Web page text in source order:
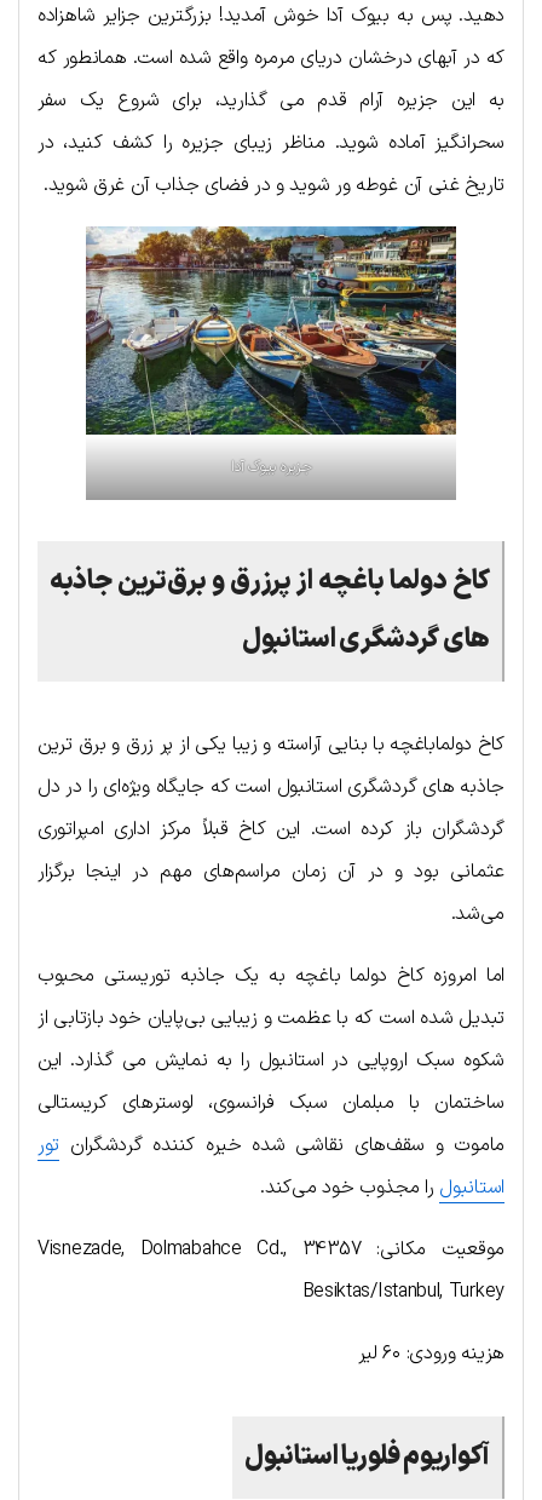
دهید. پس به بیوک آدا خوش آمدید! بزرگترین جزایر شاهزاده
که در آبهای درخشان دریای مرمره واقع شده است. همانطور که
به این جزیره آرام قدم می گذارید، برای شروع یک سفر
سحرانگیز آماده شوید. مناظر زیبای جزیره را کشف کنید، در
تاریخ غنی آن غوطه ور شوید و در فضای جذاب آن غرق شوید.
جزیره بیوک آدا
کاخ دولما باغچهاز پرزرق و برق‌ترین جاذبه
های گردشگری استانبول
کاخ دولماباغچه با بنایی آراسته و زیبا یکی از پر زرق و برق ترین
جاذبه های گردشگری استانبول است که جایگاه ویژه‌ای را در دل
گردشگران باز کرده است. این کاخ قبلاً مرکز اداری امپراتوری
عثمانی بود و در آن زمان مراسم‌های مهم در اینجا برگزار
می‌شد.
اما امروزه کاخ دولما باغچه به یک جاذبه توریستی محبوب
تبدیل شده است که با عظمت و زیبایی بی‌پایان خود بازتابی از
شکوه سبک اروپایی در استانبول را به نمایش می گذارد. این
ساختمان با مبلمان سبک فرانسوی، لوسترهای کریستالی
ماموت و سقف‌های نقاشی شده خیره کننده گردشگران تور
استانبول را مجذوب خود می‌کند.
موقعیت مکانی: Visnezade, Dolmabahce Cd., 34357
Besiktas/Istanbul, Turkey
هزینه ورودی: ۶۰ لیر
آکواریوم فلوریا استانبول